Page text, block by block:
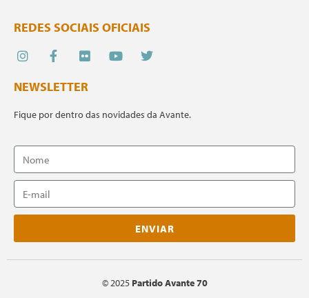
REDES SOCIAIS OFICIAIS
NEWSLETTER
Fique por dentro das novidades da Avante.
ENVIAR
©2025Partido Avante 70